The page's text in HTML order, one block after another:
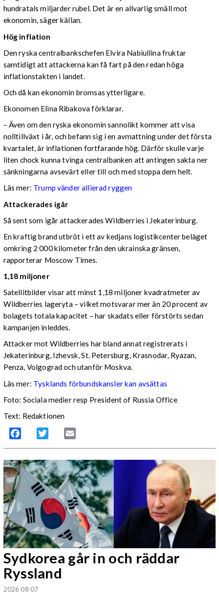
hundratals miljarder rubel. Det är en allvarlig smäll mot
ekonomin, säger källan.
Hög inflation
Den ryska centralbankschefen Elvira Nabiullina fruktar
samtidigt att attackerna kan få fart på den redan höga
inflationstakten i landet.
Och då kan ekonomin bromsas ytterligare.
Ekonomen Elina Ribakova förklarar.
– Även om den ryska ekonomin sannolikt kommer att visa
nolltillväxt i år, och befann sig i en avmattning under det första
kvartalet, är inflationen fortfarande hög. Därför skulle varje
liten chock kunna tvinga centralbanken att antingen sakta ner
sänkningarna avsevärt eller till och med stoppa dem helt.
Läs mer: Trump vänder allierad ryggen
Attackerades igår
Så sent som igår attackerades Wildberries i Jekaterinburg.
En kraftig brand utbröt i ett av kedjans logistikcenter beläget
omkring 2 000 kilometer från den ukrainska gränsen,
rapporterar Moscow Times.
1,18 miljoner
Satellitbilder visar att minst 1,18 miljoner kvadratmeter av
Wildberries lageryta – vilket motsvarar mer än 20 procent av
bolagets totala kapacitet – har skadats eller förstörts sedan
kampanjen inleddes.
Attacker mot Wildberries har bland annat registrerats i
Jekaterinburg, Izhevsk, St. Petersburg, Krasnodar, Ryazan,
Penza, Volgograd och utanför Moskva.
Läs mer: Tysklands förbundskansler kan avsättas
Foto: Sociala medier resp President of Russia Office
Text: Redaktionen
Facebook Twitter
Sydkorea går in och räddar
Ryssland
2026 08 07